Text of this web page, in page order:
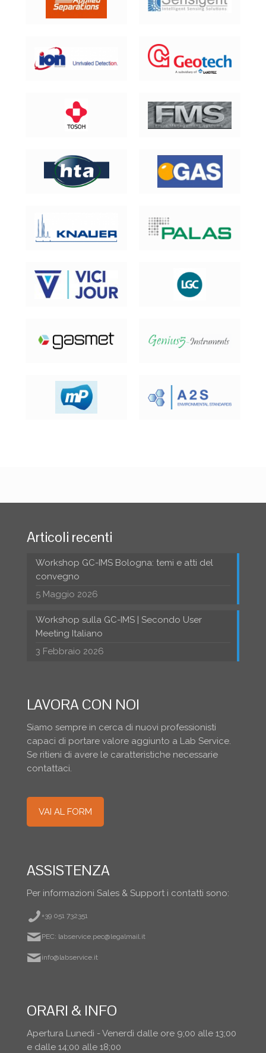
Articoli recenti
Workshop GC-IMS Bologna: temi e atti del
convegno
5 Maggio 2026
Workshop sulla GC-IMS | Secondo User
Meeting Italiano
3 Febbraio 2026
LAVORA CON NOI
Siamo sempre in cerca di nuovi professionisti
capaci di portare valore aggiunto a Lab Service.
Se ritieni di avere le caratteristiche necessarie
contattaci.
VAI AL FORM
ASSISTENZA
Per informazioni Sales & Support i contatti sono:
+39 051 732351
PEC: labservice.pec@legalmail.it
info@labservice.it
ORARI & INFO
Apertura Lunedì - Venerdì dalle ore 9;00 alle 13;00
e dalle 14;00 alle 18;00